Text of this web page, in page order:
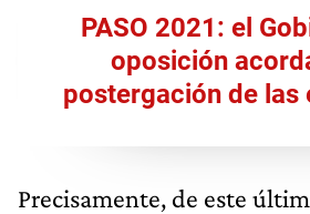
PASO 2021: el
oposición
postergación de las
Precisamente, de este